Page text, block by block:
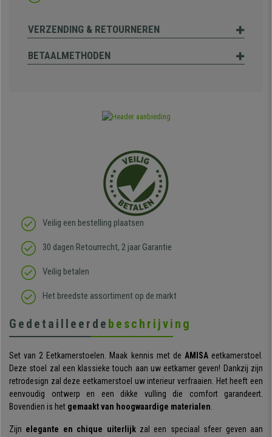
VERZENDING & RETOURNEREN
BETAALMETHODEN
Veilig een bestelling plaatsen
30 dagen Retourrecht, 2 jaar Garantie
Veilig betalen
Het breedste assortiment op de markt
Gedetailleerde beschrijving
Set van 2 Eetkamerstoelen. Maak kennis met de AMISA eetkamerstoel.
Deze stoel zal een klassieke touch aan uw eetkamer geven! Dankzij zijn
retrodesign zal deze eetkamerstoel uw interieur verfraaien. Het heeft een
eenvoudig ontwerp en een dikke vulling die comfort garandeert.
Bovendien is het gemaakt van hoogwaardige materialen.
Zijn elegante en chique uiterlijkzal een speciaal sfeer geven aan